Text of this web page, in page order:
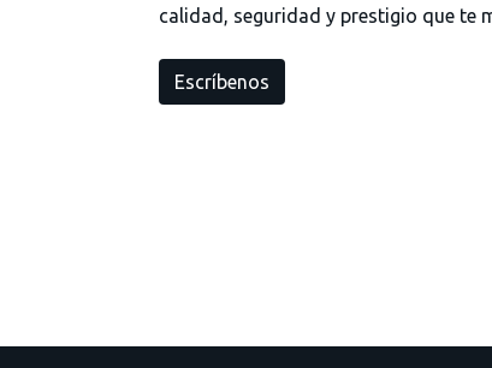
calidad, seguridad y prestigio que te
Escríbenos